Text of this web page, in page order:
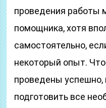
проведения работы
помощника, хотя
самостоятельно,
некоторый опыт.
проведены успешно,
подготовить все